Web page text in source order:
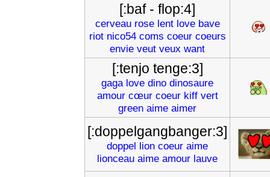
[:baf - flop:4]
cerveau rose lent love bave
riot nico54 coms coeur coeurs
envie veut veux want
[:tenjo tenge:3]
gaga love dino dinosaure
amour cœur coeur kiff vert
green aime aimer
[:doppelgangbanger:3]
doppel lion coeur aime
lionceau aime amour lauve